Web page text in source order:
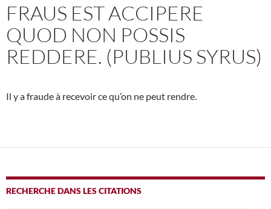
FRAUS EST ACCIPERE
QUOD NON POSSIS
REDDERE. (PUBLIUS SYRUS)
Il y a fraude à recevoir ce qu’on ne peut rendre.
RECHERCHE DANS LES CITATIONS